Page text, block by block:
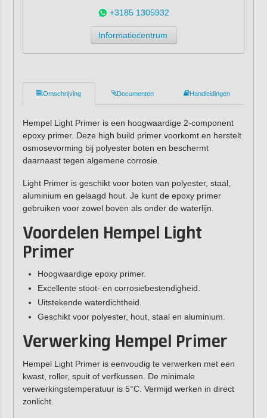
+3185 1305932
Informatiecentrum
Omschrijving Documenten Handleidingen
Hempel Light Primer is een hoogwaardige 2-component
epoxy primer. Deze high build primer voorkomt en herstelt
osmosevorming bij polyester boten en beschermt
daarnaast tegen algemene corrosie.
Light Primer is geschikt voor boten van polyester, staal,
aluminium en gelaagd hout. Je kunt de epoxy primer
gebruiken voor zowel boven als onder de waterlijn.
Voordelen Hempel Light
Primer
Hoogwaardige epoxy primer.
Excellente stoot- en corrosiebestendigheid.
Uitstekende waterdichtheid.
Geschikt voor polyester, hout, staal en aluminium.
Verwerking Hempel Primer
Hempel Light Primer is eenvoudig te verwerken met een
kwast, roller, spuit of verfkussen. De minimale
verwerkingstemperatuur is 5°C. Vermijd werken in direct
zonlicht.